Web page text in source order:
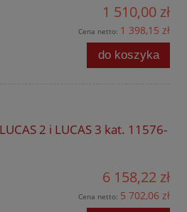
1 510,00 zł
Cena netto: 1 398,15 zł
do koszyka
2 i LUCAS 3 kat. 11576-
6 158,22 zł
Cena netto: 5 702,06 zł